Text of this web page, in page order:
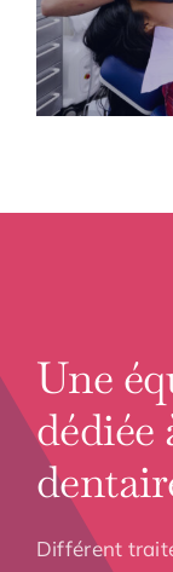
Une
dédiée
Différent